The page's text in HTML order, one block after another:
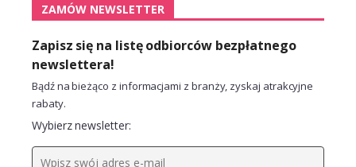
ZAMÓW NEWSLETTER
Zapisz się na listę odbiorców bezpłatnego
newslettera!
Bądź na bieżąco z informacjami z branży, zyskaj atrakcyjne
rabaty.
Wybierz newsletter: